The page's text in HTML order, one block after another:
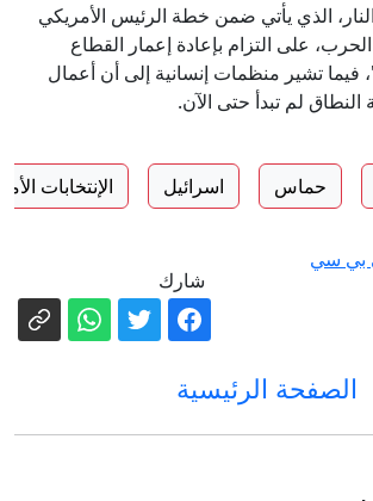
الذي يأتي ضمن خطة الرئيس الأمريكي
الحرب، على التزام بإعادة إعمار القطاع
تشير منظمات إنسانية إلى أن أعمال
النطاق لم تبدأ حتى الآن.
حماس اسرائيل الإنتخابات
بي سي
شارك
الصفحة الرئيسية